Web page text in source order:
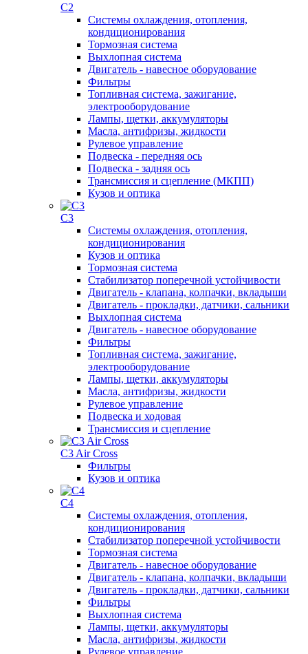
C2
Системы охлаждения, отопления,
кондиционирования
Тормозная система
Выхлопная система
Двигатель - навесное оборудование
Фильтры
Топливная система, зажигание,
электрооборудование
Лампы, щетки, аккумуляторы
Масла, антифризы, жидкости
Рулевое управление
Подвеска - передняя ось
Подвеска - задняя ось
Трансмиссия и сцепление (МКПП)
Кузов и оптика
C3
Системы охлаждения, отопления,
кондиционирования
Кузов и оптика
Тормозная система
Стабилизатор поперечной устойчивости
Двигатель - клапана, колпачки, вкладыши
Двигатель - прокладки, датчики, сальники
Выхлопная система
Двигатель - навесное оборудование
Фильтры
Топливная система, зажигание,
электрооборудование
Лампы, щетки, аккумуляторы
Масла, антифризы, жидкости
Рулевое управление
Подвеска и ходовая
Трансмиссия и сцепление
C3 Air Cross
Фильтры
Кузов и оптика
C4
Системы охлаждения, отопления,
кондиционирования
Стабилизатор поперечной устойчивости
Тормозная система
Двигатель - навесное оборудование
Двигатель - клапана, колпачки, вкладыши
Двигатель - прокладки, датчики, сальники
Фильтры
Выхлопная система
Лампы, щетки, аккумуляторы
Масла, антифризы, жидкости
Рулевое управление